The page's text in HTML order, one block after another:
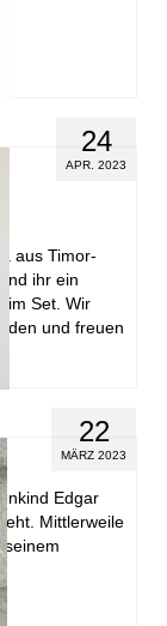
24
APR. 2023
aus Timor-
ihr ein
im Set. Wir
und freuen
22
MÄRZ 2023
Edgar
Mittlerweile